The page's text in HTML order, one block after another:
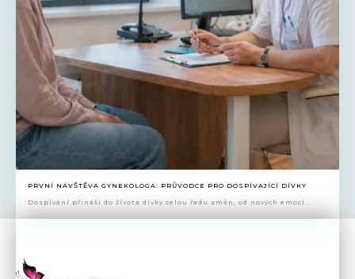
PRVNÍ NÁVŠTĚVA GYNEKOLOGA: PRŮVODCE PRO DOSPÍVAJÍCÍ DÍVKY
Dospívání přináší do života dívky celou řadu změn, od nových emocí...